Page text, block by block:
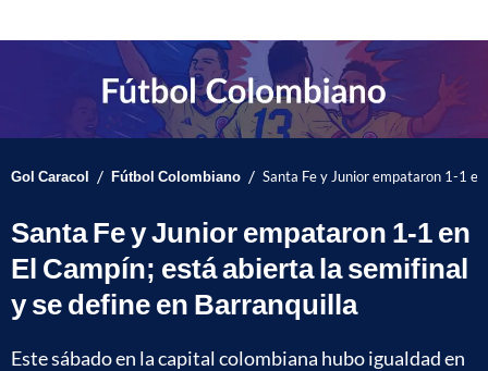
Gol Caracol / Fútbol Colombiano / Santa Fe y Junior empataron 1-1
Santa Fe y Junior empataron 1-1 en
El Campín; está abierta la semifinal
y se define en Barranquilla
Este sábado en la capital colombiana hubo igualdad en